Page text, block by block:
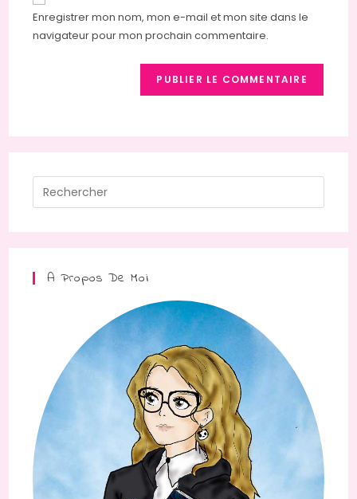
votre
site
Enregistrer mon nom, mon e-mail et mon site dans le
navigateur pour mon prochain commentaire.
A Propos De Moi